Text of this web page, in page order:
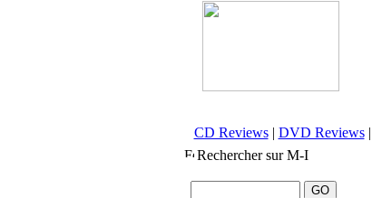
CD Reviews| DVD Reviews|
Rechercher sur M-I